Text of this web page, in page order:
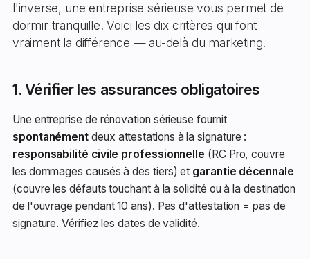
l'inverse, une entreprise sérieuse vous permet de
dormir tranquille. Voici les dix critères qui font
vraiment la différence — au-delà du marketing.
1. Vérifier les assurances obligatoires
Une entreprise de rénovation sérieuse fournit
spontanément deux attestations à la signature :
responsabilité civile professionnelle (RC Pro, couvre
les dommages causés à des tiers) et garantie décennale
(couvre les défauts touchant à la solidité ou à la destination
de l'ouvrage pendant 10 ans). Pas d'attestation = pas de
signature. Vérifiez les dates de validité.